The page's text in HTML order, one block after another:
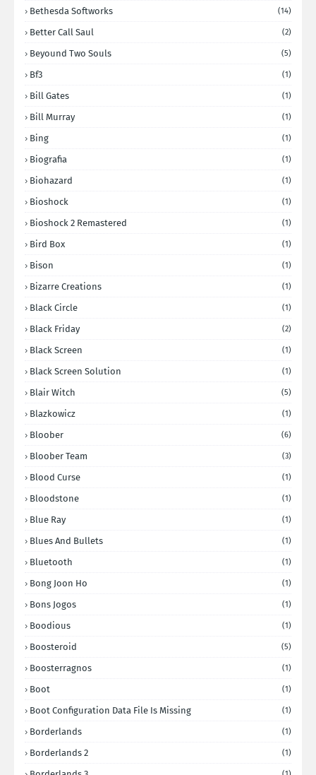
Bethesda Softworks (14)
Better Call Saul (2)
Beyound Two Souls (5)
Bf3 (1)
Bill Gates (1)
Bill Murray (1)
Bing (1)
Biografia (1)
Biohazard (1)
Bioshock (1)
Bioshock 2 Remastered (1)
Bird Box (1)
Bison (1)
Bizarre Creations (1)
Black Circle (1)
Black Friday (2)
Black Screen (1)
Black Screen Solution (1)
Blair Witch (5)
Blazkowicz (1)
Bloober (6)
Bloober Team (3)
Blood Curse (1)
Bloodstone (1)
Blue Ray (1)
Blues And Bullets (1)
Bluetooth (1)
Bong Joon Ho (1)
Bons Jogos (1)
Boodious (1)
Boosteroid (5)
Boosterragnos (1)
Boot (1)
Boot Configuration Data File Is Missing (1)
Borderlands (1)
Borderlands 2 (1)